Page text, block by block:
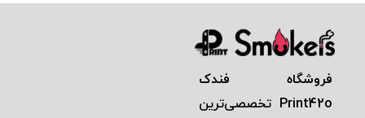
فروشگاه فندک
Print42o تخصصی‌ترين